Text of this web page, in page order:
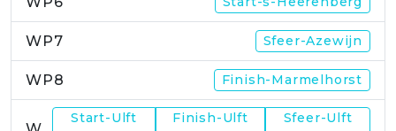
WP7 Sfeer-Azewijn
WP8 Finish-Marmelhorst
Start-Ulft
Finish-Ulft
Sfeer-Ulft